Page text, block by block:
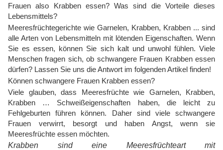
Frauen also Krabben essen? Was sind die Vorteile dieses
Lebensmittels?
Meeresfrüchtegerichte wie Garnelen, Krabben, Krabben ... sind
alle Arten von Lebensmitteln mit lötenden Eigenschaften. Wenn
Sie es essen, können Sie sich kalt und unwohl fühlen. Viele
Menschen fragen sich, ob schwangere Frauen Krabben essen
dürfen? Lassen Sie uns die Antwort im folgenden Artikel finden!
Können schwangere Frauen Krabben essen?
Viele glauben, dass Meeresfrüchte wie Garnelen, Krabben,
Krabben … Schweißeigenschaften haben, die leicht zu
Fehlgeburten führen können. Daher sind viele schwangere
Frauen verwirrt, besorgt und haben Angst, wenn sie
Meeresfrüchte essen möchten.
Krabben sind eine Meeresfrüchteart mit